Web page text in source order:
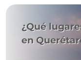
¿Qué
en